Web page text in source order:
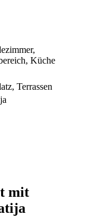
Küche
Terrassen
mit